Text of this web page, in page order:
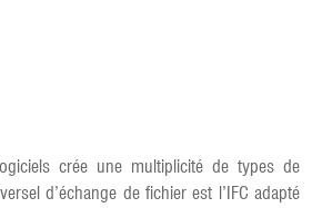
crée une multiplicité de types de
d’échange de fichier est l’IFC adapté